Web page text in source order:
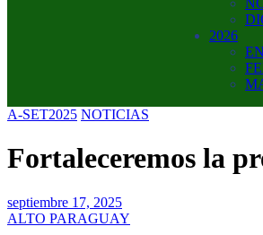
2026
A-SET2025 NOTICIAS
Fortaleceremos la
septiembre 17, 2025
ALTO PARAGUAY